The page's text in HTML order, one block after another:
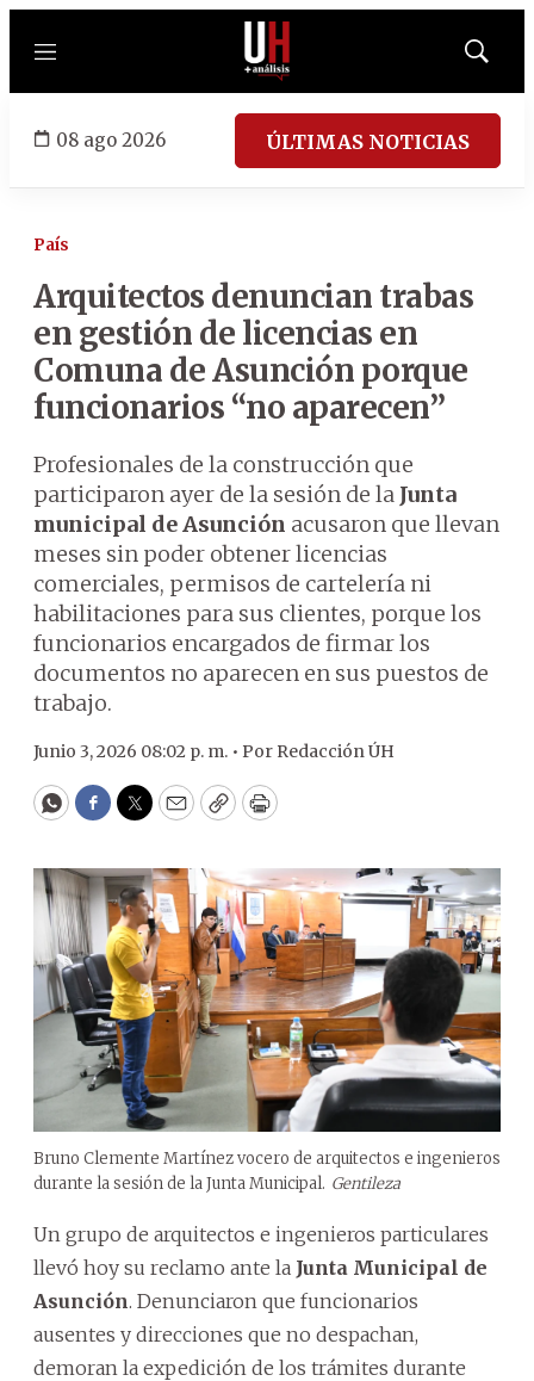
Menú
Mostrar
08 ago 2026 ÚLTIMAS NOTICIAS
País
Arquitectos denuncian trabas
en gestión de licencias en
Comuna de Asunción porque
funcionarios “no aparecen”
Profesionales de la construcción que
participaron ayer de la sesión de la Junta
municipal de Asunción acusaron que llevan
meses sin poder obtener licencias
comerciales, permisos de cartelería ni
habilitaciones para sus clientes, porque los
funcionarios encargados de firmar los
documentos no aparecen en sus puestos de
trabajo.
Junio 3, 2026 08:02 p. m. • Por Redacción ÚH
WhatsApp
Facebook
Twitter
EmailCopyPrint
Bruno Clemente Martínez vocero de arquitectos e ingenieros
durante la sesión de la Junta Municipal. Gentileza
Un grupo de arquitectos e ingenieros particulares
llevó hoy su reclamo ante la Junta Municipal de
Asunción. Denunciaron que funcionarios
ausentes y direcciones que no despachan,
demoran la expedición de los trámites durante